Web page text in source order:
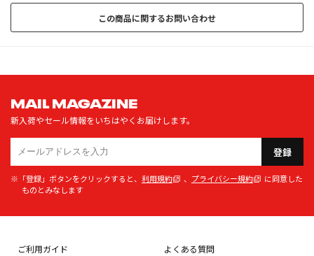
この商品に関するお問い合わせ
MAIL MAGAZINE
新入荷やセール情報をいちはやくお届けします。
登録
※「登録」ボタンをクリックすると、 利用規約 、 プライバシー規約
に同意した
ものとみなします
ご利用ガイド
よくある質問